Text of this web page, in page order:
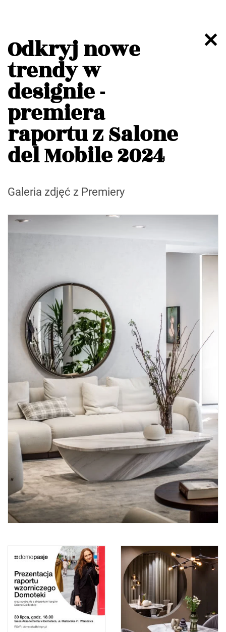
Odkryj nowe
trendy w
designie -
premiera
raportu z Salone
del Mobile 2024
Galeria zdjęć z Premiery